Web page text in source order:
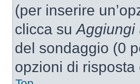
(per inserire
clicca suAggiungi
del sondaggio (0
opzioni di risposta